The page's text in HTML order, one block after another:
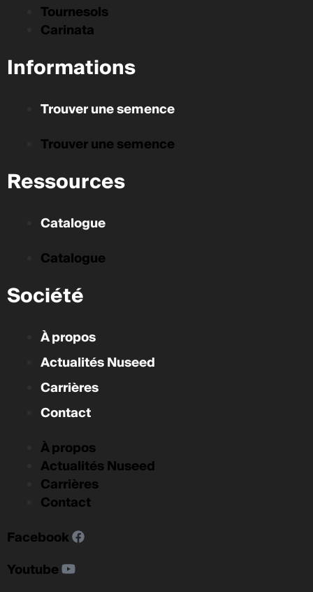
Tournesols
Carinata
Informations
Trouver une semence
Trouver une semence
Ressources
Catalogue
Catalogue
Société
À propos
Actualités Nuseed
Carrières
Contact
À propos
Actualités Nuseed
Carrières
Contact
Facebook
Youtube